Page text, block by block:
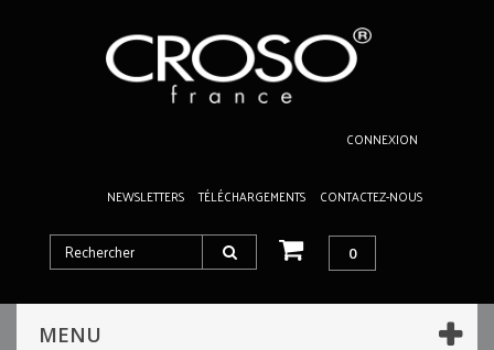
CONNEXION
NEWSLETTERS TÉLÉCHARGEMENTS CONTACTEZ-NOUS
0
MENU